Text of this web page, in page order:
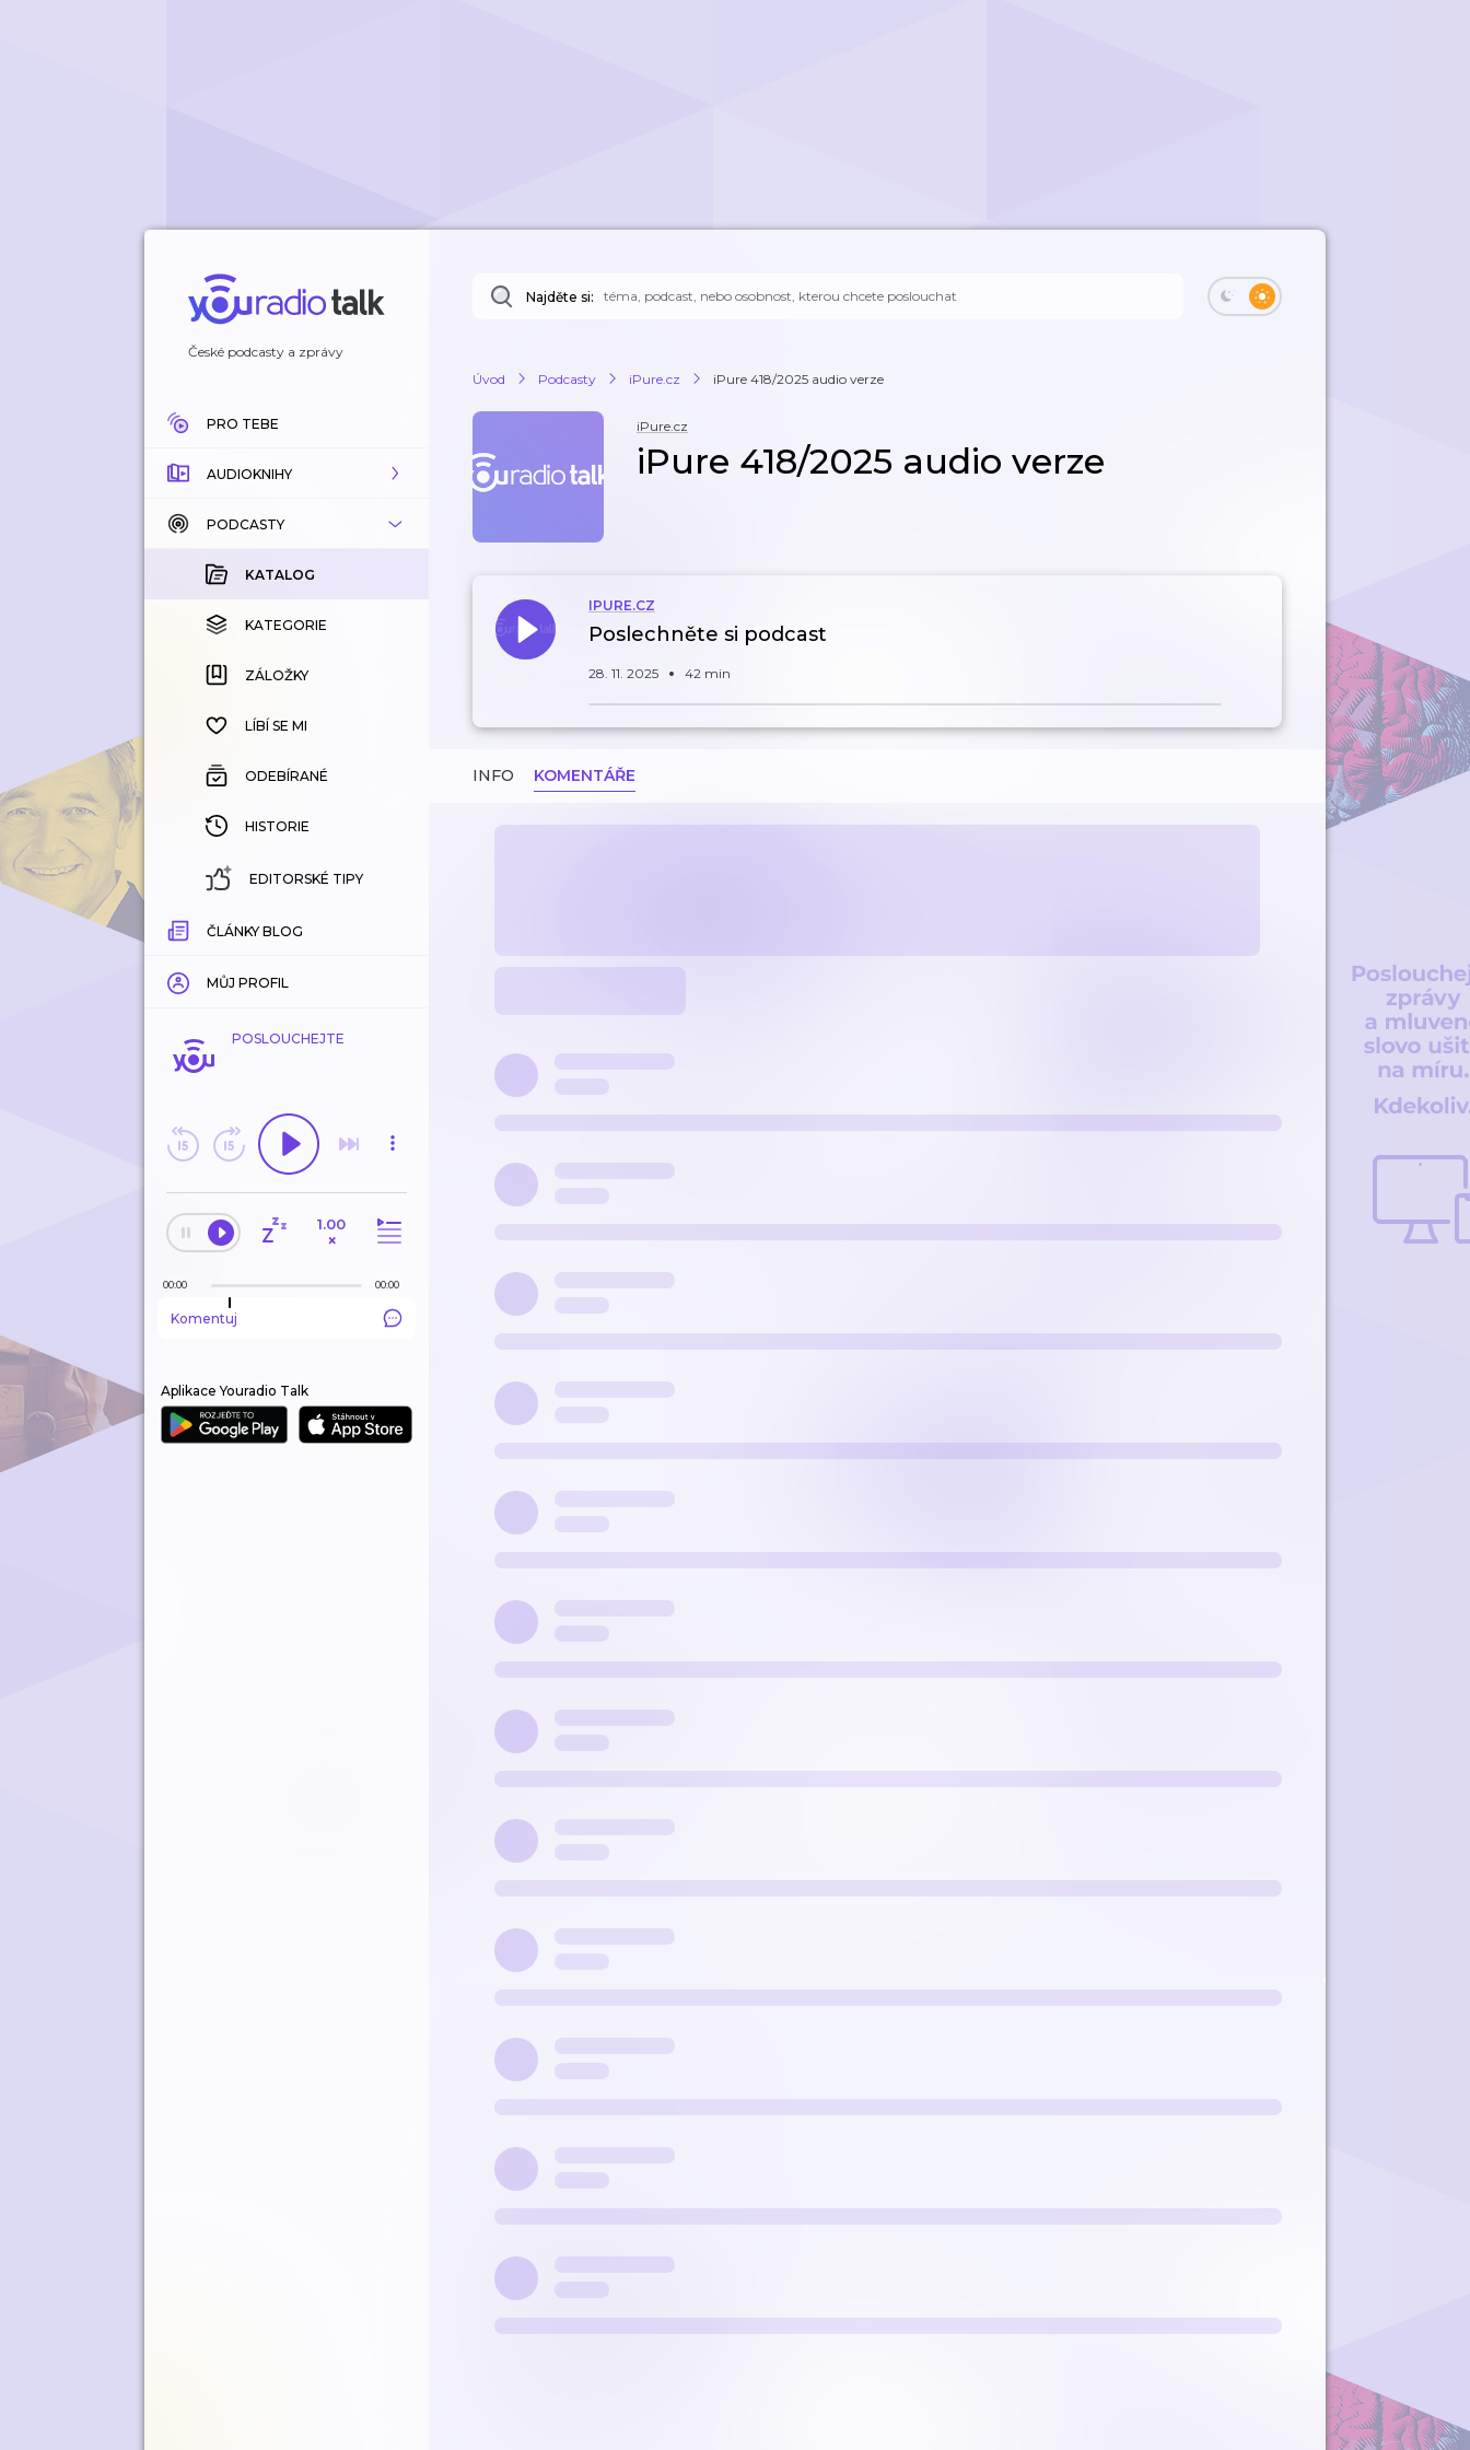
České podcasty a zprávy
PRO TEBE
AUDIOKNIHY
KATALOG
KOUPENÉ
KATEGORIE
ZÁLOŽKY
HISTORIE
PODCASTY
KATALOG
KATEGORIE
ZÁLOŽKY
LÍBÍ SE MI
ODEBÍRANÉ
HISTORIE
EDITORSKÉ TIPY
ČLÁNKY BLOG
MŮJ PROFIL
POSLOUCHEJTE
1.00
×
00:00 00:00
Komentuj
Aplikace Youradio Talk
Najděte si:
Úvod Podcasty iPure.cz iPure 418/2025 audio verze
iPure.cz
iPure 418/2025 audio verze
IPURE.CZ
Poslechněte si podcast
28. 11. 2025 42 min
INFO KOMENTÁŘE